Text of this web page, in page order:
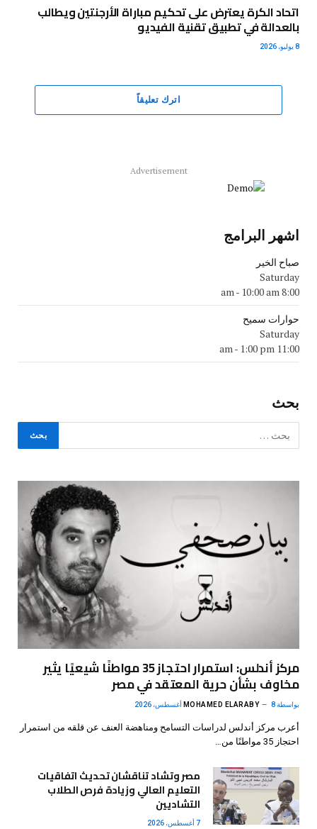
اتحاد الكرة يعترض على تحكيم مباراة الأرجنتين ويطالب
بالعدالة في تطبيق تقنية الفيديو
8 يوليو، 2026
اترك تعليقاً
Advertisement
اشهر البرامج
صباح الخير
Saturday
8:00 am
- 10:00 am
حوارات سميح
Saturday
11:00 am
- 1:00 pm
بحث
مركز أندلس: استمرار احتجاز 35 مواطنًا شيعيًا يثير
مخاوف بشأن حرية المعتقد في مصر
بواسطة MOHAMED ELARABY 8 أغسطس، 2026
أعرب مركز أندلس لدراسات التسامح ومناهضة العنف عن قلقه من استمرار
احتجاز 35 مواطنًا من…
مصر وتشاد تناقشان تحديث اتفاقيات
التعليم العالي وزيادة فرص الطلاب
التشاديين
7 أغسطس، 2026